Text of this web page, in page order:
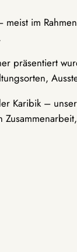
im
präsentiert
Karibik –